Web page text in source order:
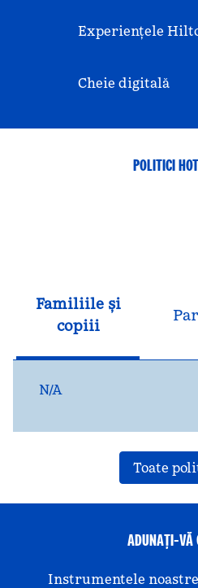
Experiențele
Cheie digitală
POLITICI
Familiile și
copiii
N/A
Toate
ADUNAȚI-VĂ
Instrumentele